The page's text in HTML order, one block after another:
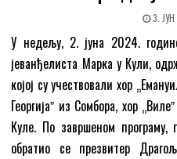
3. ЈУН
У недељу, 2. јуна 2024.
јеванђелиста Марка у Кули,
којој су учествовали хор
Георгијаˮ из Сомбора, хор
Куле. По завршеном
обратио се презвитер